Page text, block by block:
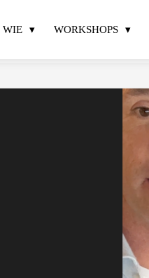
WIE WORKSHOPS